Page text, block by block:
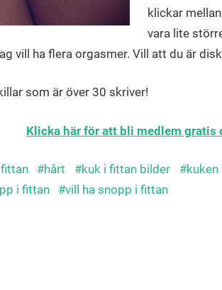
klickar
vara lite
vill ha flera orgasmer. Vill att du är
som är över 30 skriver!
Klicka här för att bli medlem gratis
hårt kuk i fittan bilder kuken
i fittan
vill ha snopp i fittan